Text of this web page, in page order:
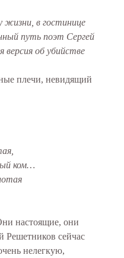
жизни, в гостинице
путь поэт Сергей
версия об убийстве
плечи, невидящий
ком…
настоящие, они
Решетников сейчас
нелегкую,